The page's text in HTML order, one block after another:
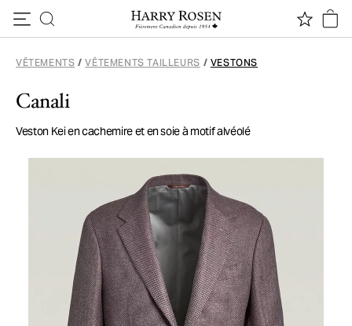
VÊTEMENTS / VÊTEMENTS TAILLEURS / VESTONS
Canali
Veston Kei en cachemire et en soie à motif alvéolé